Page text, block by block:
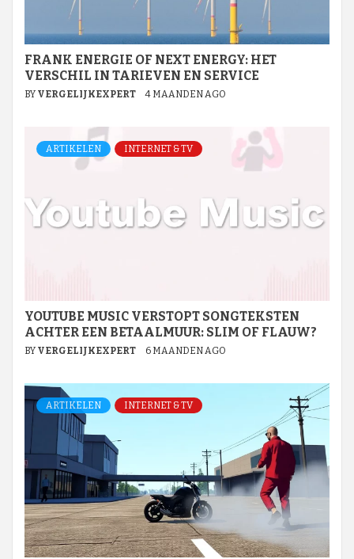
FRANK ENERGIE OF NEXT ENERGY: HET
VERSCHIL IN TARIEVEN EN SERVICE
BY VERGELIJKEXPERT 4 MAANDEN AGO
ARTIKELEN INTERNET & TV
YOUTUBE MUSIC VERSTOPT SONGTEKSTEN
ACHTER EEN BETAALMUUR: SLIM OF FLAUW?
BY VERGELIJKEXPERT 6 MAANDEN AGO
ARTIKELEN INTERNET & TV